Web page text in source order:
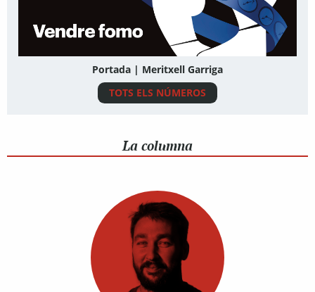
Portada | Meritxell Garriga
TOTS ELS NÚMEROS
La columna